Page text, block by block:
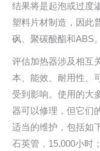
结果将是起泡或过度
塑料片材制造，因此
砜、聚碳酸酯和ABS。
评估加热器涉及相互
本、能效、耐用性、
受到影响。使用的大
器可以修理，但它们
适当的维护，包括如
石英管，15,000小时